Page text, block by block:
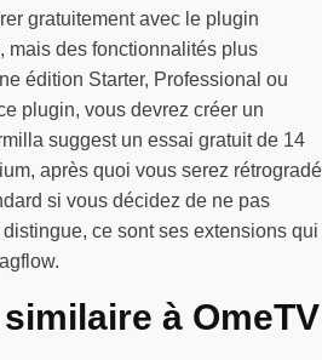
gratuitement avec le plugin
mais des fonctionnalités plus
édition Starter, Professional ou
plugin, vous devrez créer un
suggest un essai gratuit de 14
après quoi vous serez rétrogradé
si vous décidez de ne pas
ce sont ses extensions qui
à OmeTV